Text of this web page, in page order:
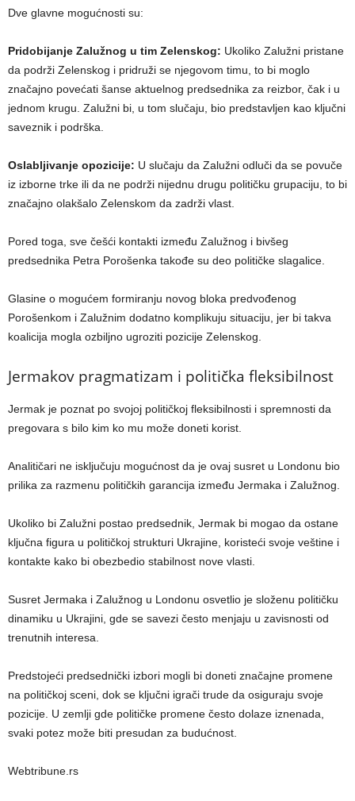
Dve glavne mogućnosti su:
Pridobijanje Zalužnog u tim Zelenskog: Ukoliko Zalužni pristane
da podrži Zelenskog i pridruži se njegovom timu, to bi moglo
značajno povećati šanse aktuelnog predsednika za reizbor, čak i u
jednom krugu. Zalužni bi, u tom slučaju, bio predstavljen kao ključni
saveznik i podrška.
Oslabljivanje opozicije: U slučaju da Zalužni odluči da se povuče
iz izborne trke ili da ne podrži nijednu drugu političku grupaciju, to bi
značajno olakšalo Zelenskom da zadrži vlast.
Pored toga, sve češći kontakti između Zalužnog i bivšeg
predsednika Petra Porošenka takođe su deo političke slagalice.
Glasine o mogućem formiranju novog bloka predvođenog
Porošenkom i Zalužnim dodatno komplikuju situaciju, jer bi takva
koalicija mogla ozbiljno ugroziti pozicije Zelenskog.
Jermakov pragmatizam i politička fleksibilnost
Jermak je poznat po svojoj političkoj fleksibilnosti i spremnosti da
pregovara s bilo kim ko mu može doneti korist.
Analitičari ne isključuju mogućnost da je ovaj susret u Londonu bio
prilika za razmenu političkih garancija između Jermaka i Zalužnog.
Ukoliko bi Zalužni postao predsednik, Jermak bi mogao da ostane
ključna figura u političkoj strukturi Ukrajine, koristeći svoje veštine i
kontakte kako bi obezbedio stabilnost nove vlasti.
Susret Jermaka i Zalužnog u Londonu osvetlio je složenu političku
dinamiku u Ukrajini, gde se savezi često menjaju u zavisnosti od
trenutnih interesa.
Predstojeći predsednički izbori mogli bi doneti značajne promene
na političkoj sceni, dok se ključni igrači trude da osiguraju svoje
pozicije. U zemlji gde političke promene često dolaze iznenada,
svaki potez može biti presudan za budućnost.
Webtribune.rs